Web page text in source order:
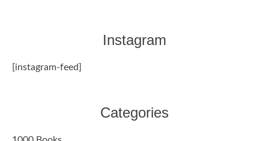
Instagram
[instagram-feed]
Categories